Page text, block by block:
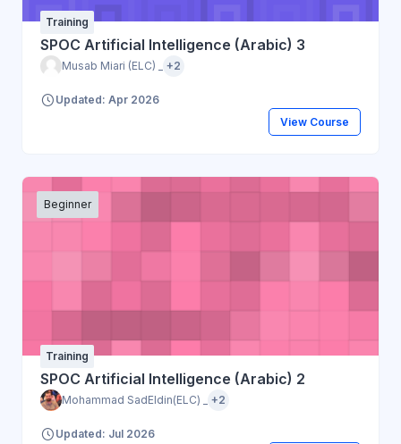
Training
SPOC Artificial Intelligence (Arabic) 3
Musab Miari (ELC) _ +2
Updated: Apr 2026
View Course
Beginner
Training
SPOC Artificial Intelligence (Arabic) 2
Mohammad SadEldin(ELC) _ +2
Updated: Jul 2026